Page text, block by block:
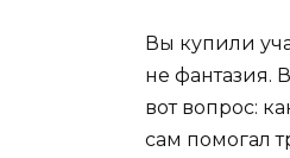
Вы купили
не фантазия.
вот вопрос:
сам помогал